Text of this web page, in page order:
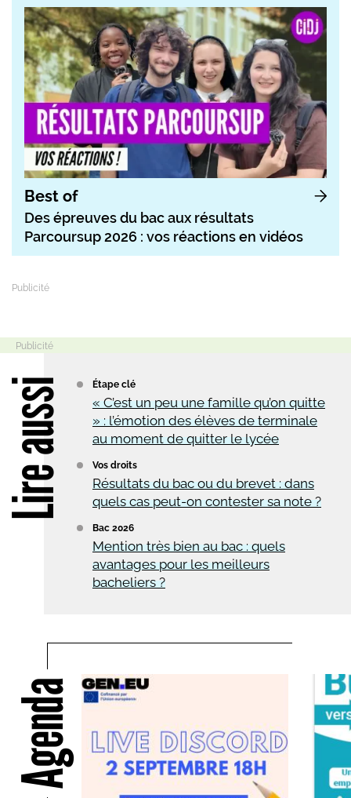
Best of
Des épreuves du bac aux résultats
Parcoursup 2026 : vos réactions en vidéos
Étape clé
« C’est un peu une famille qu’on quitte
» : l’émotion des élèves de terminale
au moment de quitter le lycée
Vos droits
Résultats du bac ou du brevet : dans
quels cas peut-on contester sa note ?
Bac 2026
Mention très bien au bac : quels
avantages pour les meilleurs
bacheliers ?
Agenda